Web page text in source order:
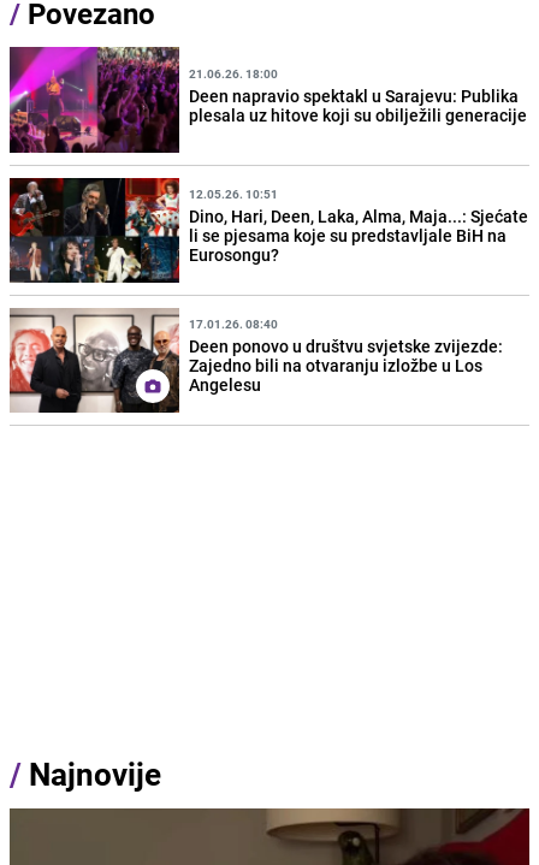
/ Povezano
21.06.26. 18:00
Deen napravio spektakl u Sarajevu: Publika
plesala uz hitove koji su obilježili generacije
12.05.26. 10:51
Dino, Hari, Deen, Laka, Alma, Maja...: Sjećate
li se pjesama koje su predstavljale BiH na
Eurosongu?
17.01.26. 08:40
Deen ponovo u društvu svjetske zvijezde:
Zajedno bili na otvaranju izložbe u Los
Angelesu
/ Najnovije